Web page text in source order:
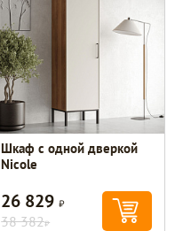
Шкаф c одной дверкой
Nicole
26 829Р
38 382Р